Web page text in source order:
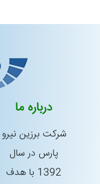
درباره ما
شركت برزین نیرو
پارس در سال
1392 با هدف